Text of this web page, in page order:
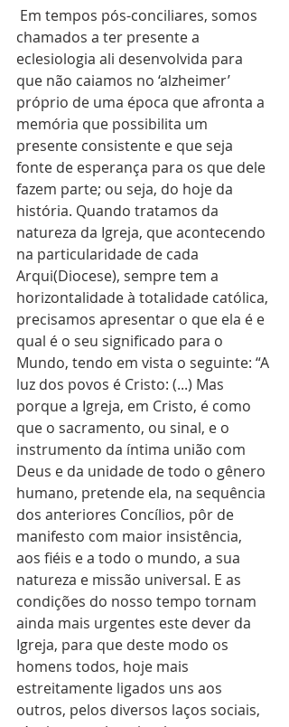
chamados a ter presente a
eclesiologia ali desenvolvida para
que não caiamos no ‘alzheimer’
próprio de uma época que afronta a
memória que possibilita um
presente consistente e que seja
fonte de esperança para os que dele
fazem parte; ou seja, do hoje da
história. Quando tratamos da
natureza da Igreja, que acontecendo
na particularidade de cada
Arqui(Diocese), sempre tem a
horizontalidade à totalidade católica,
precisamos apresentar o que ela é e
qual é o seu significado para o
Mundo, tendo em vista o seguinte: “A
luz dos povos é Cristo: (...) Mas
porque a Igreja, em Cristo, é como
que o sacramento, ou sinal, e o
instrumento da íntima união com
Deus e da unidade de todo o gênero
humano, pretende ela, na sequência
dos anteriores Concílios, pôr de
manifesto com maior insistência,
aos fiéis e a todo o mundo, a sua
natureza e missão universal. E as
condições do nosso tempo tornam
ainda mais urgentes este dever da
Igreja, para que deste modo os
homens todos, hoje mais
estreitamente ligados uns aos
outros, pelos diversos laços sociais,